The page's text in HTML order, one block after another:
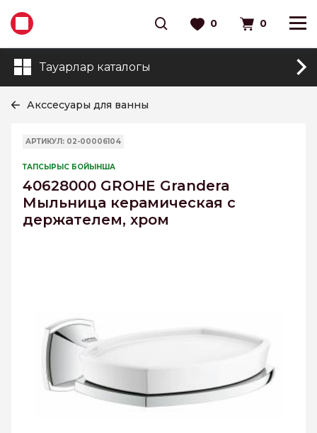
0 0
Тауарлар каталогы
Акссесуары для ванны
АРТИКУЛ: 02-00006104
ТАПСЫРЫС БОЙЫНША
40628000 GROHE Grandera
Мыльница керамическая с
держателем, хром